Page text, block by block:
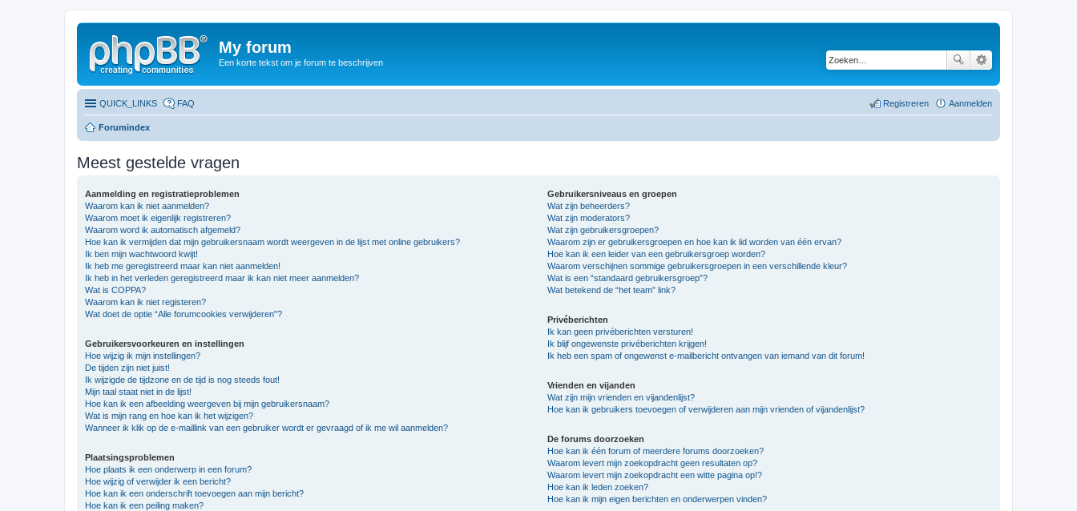
My forum
Een korte tekst om je forum te beschrijven
QUICK_LINKS FAQ Aanmelden
Registreren
Forumindex
Meest gestelde vragen
Aanmelding en registratieproblemen
Waarom kan ik niet aanmelden?
Waarom moet ik eigenlijk registreren?
Waarom word ik automatisch afgemeld?
Hoe kan ik vermijden dat mijn gebruikersnaam wordt weergeven in de lijst met online gebruikers?
Ik ben mijn wachtwoord kwijt!
Ik heb me geregistreerd maar kan niet aanmelden!
Ik heb in het verleden geregistreerd maar ik kan niet meer aanmelden?
Wat is COPPA?
Waarom kan ik niet registeren?
Wat doet de optie “Alle forumcookies verwijderen”?
Gebruikersvoorkeuren en instellingen
Hoe wijzig ik mijn instellingen?
De tijden zijn niet juist!
Ik wijzigde de tijdzone en de tijd is nog steeds fout!
Mijn taal staat niet in de lijst!
Hoe kan ik een afbeelding weergeven bij mijn gebruikersnaam?
Wat is mijn rang en hoe kan ik het wijzigen?
Wanneer ik klik op de e-maillink van een gebruiker wordt er gevraagd of ik me wil aanmelden?
Plaatsingsproblemen
Hoe plaats ik een onderwerp in een forum?
Hoe wijzig of verwijder ik een bericht?
Hoe kan ik een onderschrift toevoegen aan mijn bericht?
Hoe kan ik een peiling maken?
Gebruikersniveaus en groepen
Wat zijn beheerders?
Wat zijn moderators?
Wat zijn gebruikersgroepen?
Waarom zijn er gebruikersgroepen en hoe kan ik lid worden van één ervan?
Hoe kan ik een leider van een gebruikersgroep worden?
Waarom verschijnen sommige gebruikersgroepen in een verschillende kleur?
Wat is een “standaard gebruikersgroep”?
Wat betekend de “het team” link?
Privéberichten
Ik kan geen privéberichten versturen!
Ik blijf ongewenste privéberichten krijgen!
Ik heb een spam of ongewenst e-mailbericht ontvangen van iemand van dit forum!
Vrienden en vijanden
Wat zijn mijn vrienden en vijandenlijst?
Hoe kan ik gebruikers toevoegen of verwijderen aan mijn vrienden of vijandenlijst?
De forums doorzoeken
Hoe kan ik één forum of meerdere forums doorzoeken?
Waarom levert mijn zoekopdracht geen resultaten op?
Waarom levert mijn zoekopdracht een witte pagina op!?
Hoe kan ik leden zoeken?
Hoe kan ik mijn eigen berichten en onderwerpen vinden?